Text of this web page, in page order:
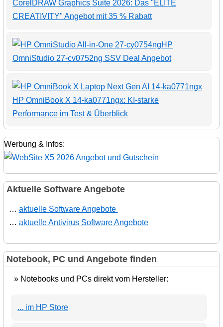
CorelDRAW Graphics Suite 2026: Das "ELITE
CREATIVITY" Angebot mit 35 % Rabatt
HP
OmniStudio 27-cv0752ng SSV Deal Angebot
HP OmniBook X 14-ka0771ngx: KI-starke
Performance im Test & Überblick
Werbung & Infos:
Aktuelle Software Angebote
… aktuelle Software Angebote
… aktuelle Antivirus Software Angebote
Notebook, PC und Angebote finden
» Notebooks und PCs direkt vom Hersteller:
... im HP Store